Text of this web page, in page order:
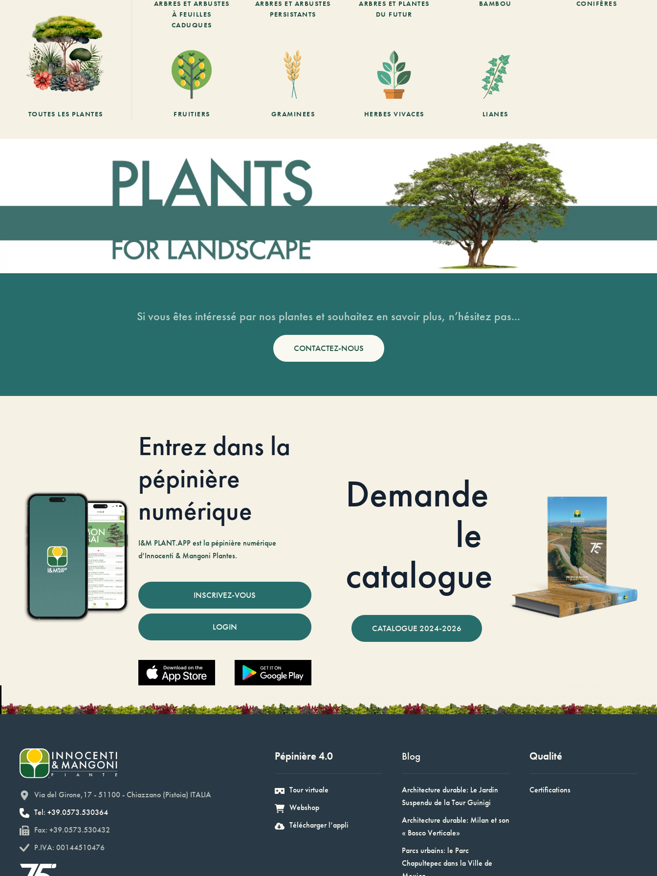
TOUTES LES PLANTES
ARBRES ET ARBUSTES
À FEUILLES
CADUQUES
ARBRES ET ARBUSTES
PERSISTANTS
ARBRES ET PLANTES
DU FUTUR
BAMBOU CONIFÈRES
FRUITIERS GRAMINEES HERBES VIVACES LIANES
Si vous êtes intéressé par nos plantes et souhaitez en savoir plus, n’hésitez pas...
CONTACTEZ-NOUS
Entrez dans la
pépinière
numérique
I&M PLANT.APP est la pépinière numérique
d’Innocenti & Mangoni Plantes.
INSCRIVEZ-VOUS
LOGIN
Demande
le
catalogue
CATALOGUE 2024-2026
Via del Girone,17 - 51100 - Chiazzano (Pistoia) ITALIA
Tel: +39.0573.530364
Fax: +39.0573.530432
P.IVA: 00144510476
Pépinière 4.0
Tour virtuale
Webshop
Télécharger l’appli
Blog
Architecture durable: Le Jardin
Suspendu de la Tour Guinigi
Architecture durable: Milan et son
« Bosco Verticale»
Parcs urbains: le Parc
Chapultepec dans la Ville de
Qualité
Certifications